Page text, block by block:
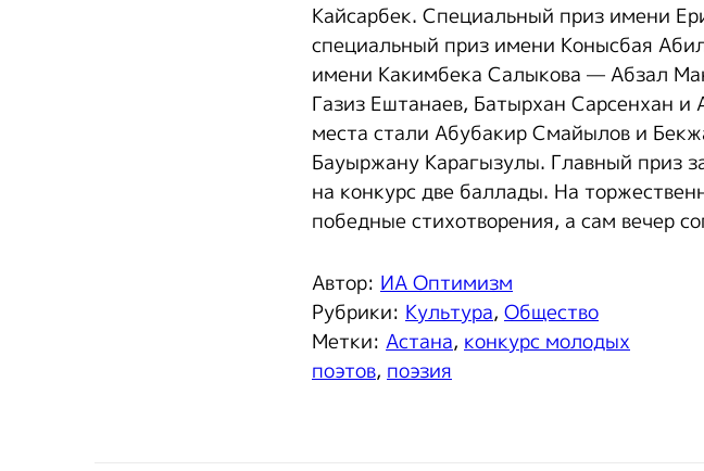
Кайсарбек. Специальный приз имени
специальный приз имени Конысбая
имени Какимбека Салыкова — Абзал
Газиз Ештанаев, Батырхан Сарсенхан
места стали Абубакир Смайылов и
Бауыржану Карагызулы. Главный приз
на конкурс две баллады. На
победные стихотворения, а сам вечер
Автор: ИА Оптимизм
Рубрики: Культура, Общество
Метки: Астана, конкурс молодых
поэтов, поэзия